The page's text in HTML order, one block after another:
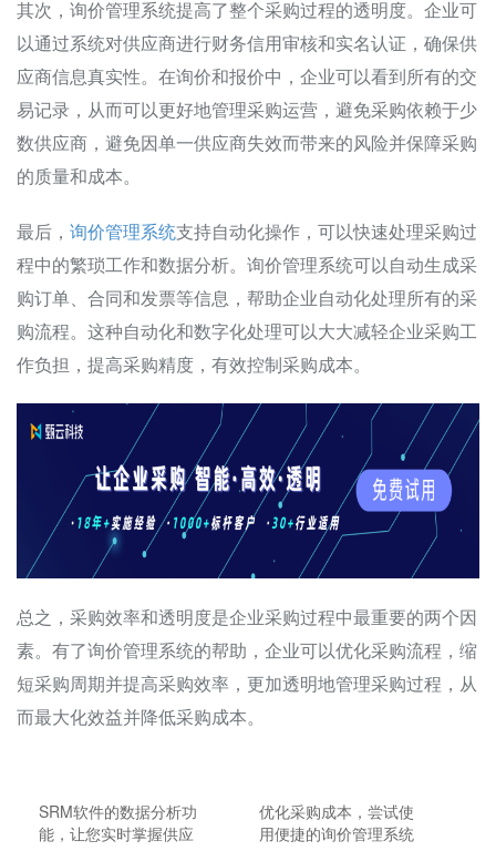
其次，询价管理系统提高了整个采购过程的透明度。企业可
以通过系统对供应商进行财务信用审核和实名认证，确保供
应商信息真实性。在询价和报价中，企业可以看到所有的交
易记录，从而可以更好地管理采购运营，避免采购依赖于少
数供应商，避免因单一供应商失效而带来的风险并保障采购
的质量和成本。
最后， 询价管理系统支持自动化操作，可以快速处理采购过
程中的繁琐工作和数据分析。询价管理系统可以自动生成采
购订单、合同和发票等信息，帮助企业自动化处理所有的采
购流程。这种自动化和数字化处理可以大大减轻企业采购工
作负担，提高采购精度，有效控制采购成本。
总之，采购效率和透明度是企业采购过程中最重要的两个因
素。有了询价管理系统的帮助，企业可以优化采购流程，缩
短采购周期并提高采购效率，更加透明地管理采购过程，从
而最大化效益并降低采购成本。
SRM软件的数据分析功
能，让您实时掌握供应
优化采购成本，尝试使
用便捷的询价管理系统